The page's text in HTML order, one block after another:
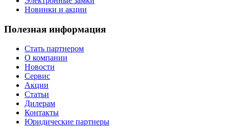
Новинки и акции
Полезная информация
Стать партнером
О компании
Новости
Сервис
Акции
Статьи
Дилерам
Контакты
Юридические партнеры